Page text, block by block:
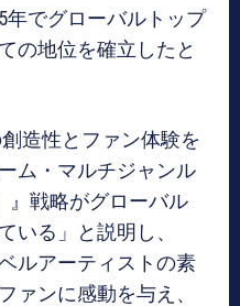
年でグローバルトップ
の地位を確立したと
造性とファン体験を
ム・マルチジャンル
』戦略がグローバル
いる」と説明し、
ルアーティストの素
ァンに感動を与え、